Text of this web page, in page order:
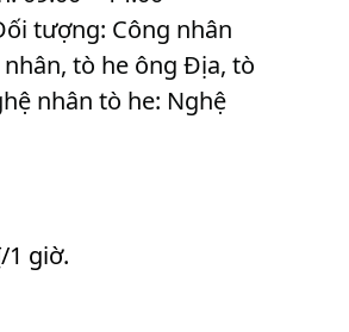
tượng: Công nhân
tò he ông Địa, tò
nhân tò he: Nghệ
1 giờ.